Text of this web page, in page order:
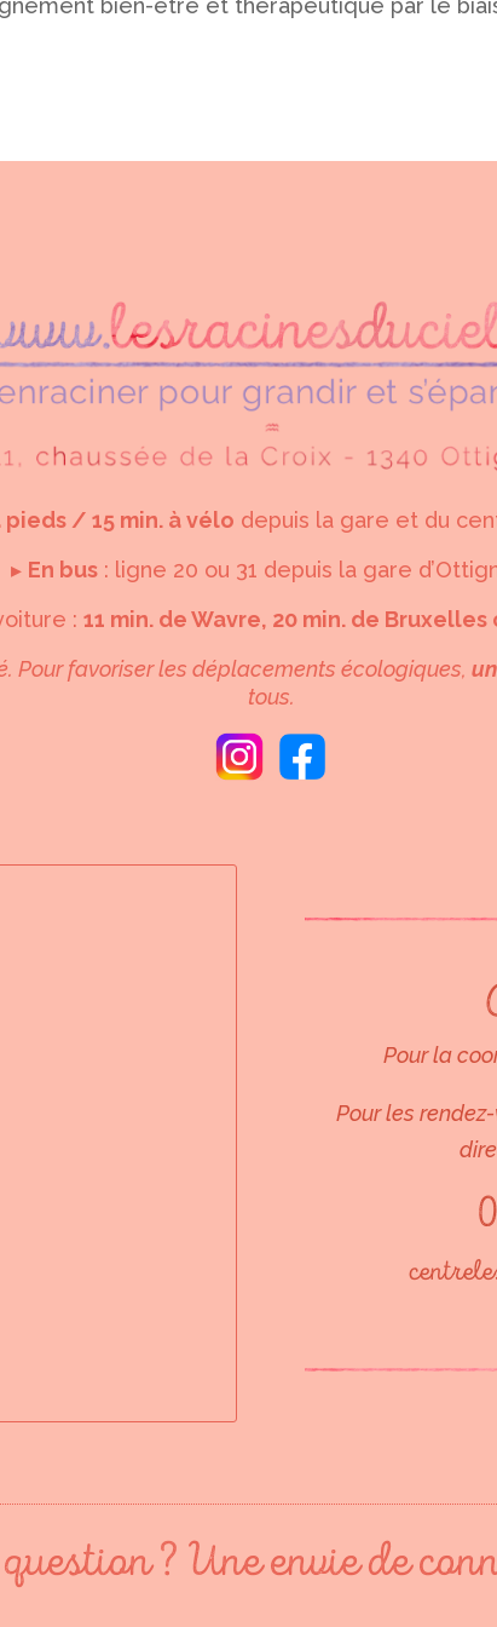
bien-être et thérapeutique par le
pieds / 15 min. à vélo depuis la gare et du
▸ En bus : ligne 20 ou 31 depuis la gare
: 11 min. de Wavre, 20 min. de Bruxelles
Pour favoriser les déplacements écologiques,
tous.
Pour la
Pour les
? Une envie de